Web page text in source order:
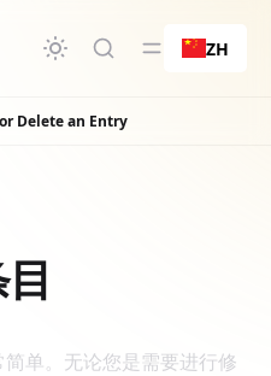
ZH
Delete an Entry
单。无论您是需要进行修